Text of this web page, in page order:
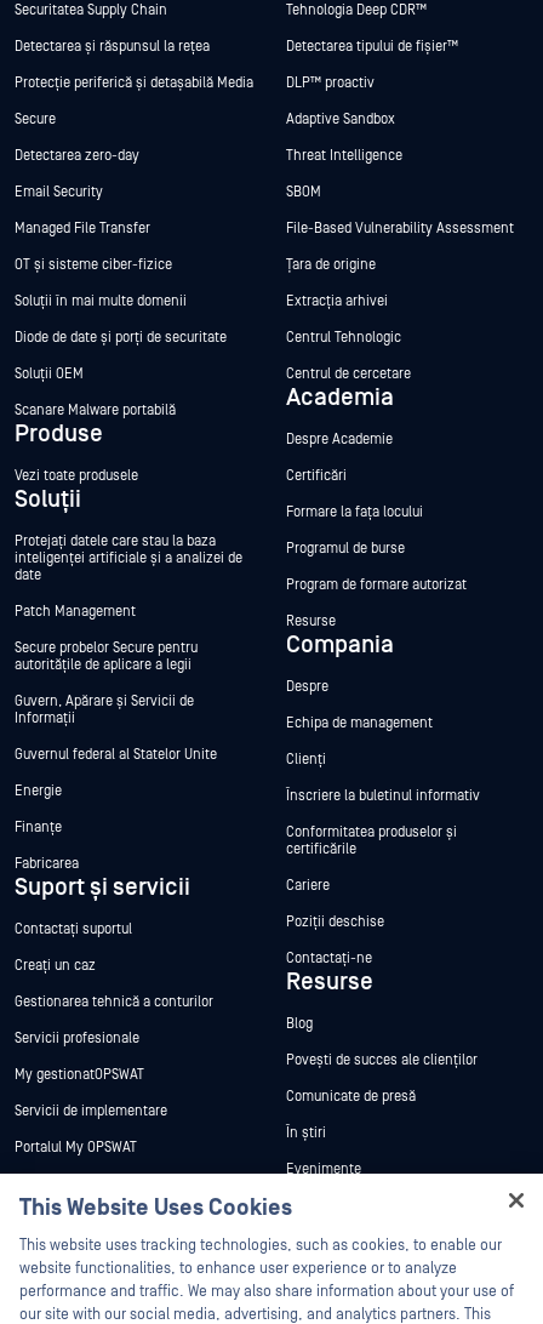
Securitatea Supply Chain
Detectarea și răspunsul la rețea
Protecție periferică și detașabilă Media
Secure
Detectarea zero-day
Email Security
Managed File Transfer
OT și sisteme ciber-fizice
Soluții în mai multe domenii
Diode de date și porți de securitate
Soluții OEM
Scanare Malware portabilă
Produse
Vezi toate produsele
Soluții
Protejați datele care stau la baza
inteligenței artificiale și a analizei de
date
Patch Management
Secure probelor Secure pentru
autoritățile de aplicare a legii
Guvern, Apărare și Servicii de
Informații
Guvernul federal al Statelor Unite
Energie
Finanțe
Fabricarea
Suport și servicii
Contactați suportul
Creați un caz
Gestionarea tehnică a conturilor
Servicii profesionale
My gestionatOPSWAT
Servicii de implementare
Portalul My OPSWAT
Formare
vulnerabilităților
Parteneri
Tehnologia Deep CDR™
Detectarea tipului de fișier™
DLP™ proactiv
Adaptive Sandbox
Threat Intelligence
SBOM
File-Based Vulnerability Assessment
Țara de origine
Extracția arhivei
Centrul Tehnologic
Centrul de cercetare
Academia
Despre Academie
Certificări
Formare la fața locului
Programul de burse
Program de formare autorizat
Resurse
Compania
Despre
Echipa de management
Clienți
Înscriere la buletinul informativ
Conformitatea produselor și
certificările
Cariere
Poziții deschise
Contactați-ne
Resurse
Blog
Povești de succes ale clienților
Comunicate de presă
În știri
Evenimente
Webinare
Fișe de date
Cărți albe
Instrumente gratuite
This Website Uses Cookies
This website uses tracking technologies, such as cookies, to enable our
website functionalities, to enhance user experience or to analyze
performance and traffic. We may also share information about your use of
our site with our social media, advertising, and analytics partners. This
Hey there!
I'm Ozzy, your OPSWAT virtual assistant.
How can I help you secure what's critical
today?